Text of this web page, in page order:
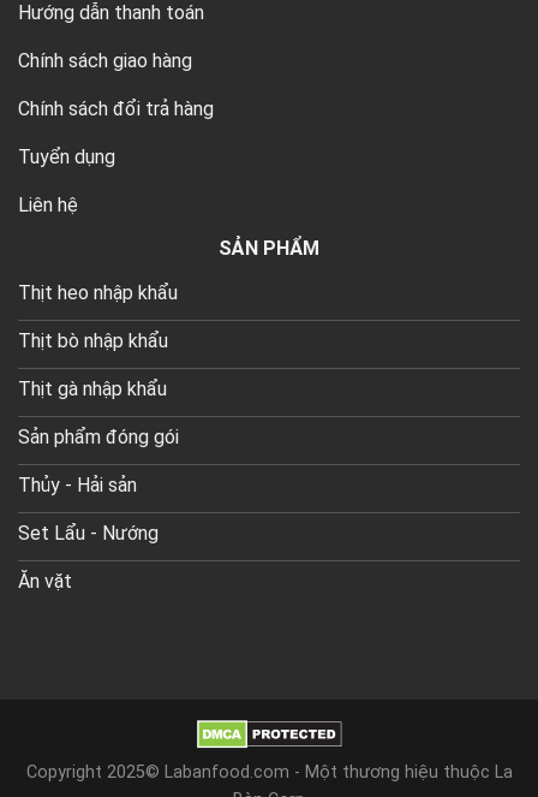
Hướng dẫn thanh toán
Chính sách giao hàng
Chính sách đổi trả hàng
Tuyển dụng
Liên hệ
SẢN PHẨM
Thịt heo nhập khẩu
Thịt bò nhập khẩu
Thịt gà nhập khẩu
Sản phẩm đóng gói
Thủy - Hải sản
Set Lẩu - Nướng
Ăn vặt
Copyright 2025© Labanfood.com - Một thương hiệu thuộc La